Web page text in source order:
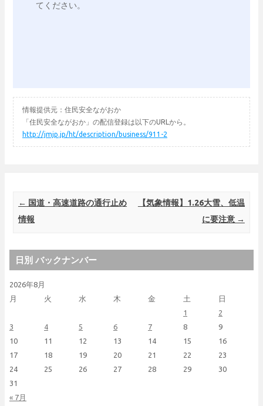
てください。
情報提供元：住民安全ながおか
「住民安全ながおか」の配信登録は以下のURLから。
http://jmjp.jp/ht/description/business/911-2
Post navigation
← 国道・高速道路の通行止め
情報
【気象情報】1.26大雪、低温
に要注意 →
日別 バックナンバー
2026年8月
月
火 水 木 金 土 日
« 7月
1
2
3
4 5 6 7 8
9
10
11 12 13 14 15
16
17
18 19 20 21 22
23
24
25 26 27 28 29
30
31